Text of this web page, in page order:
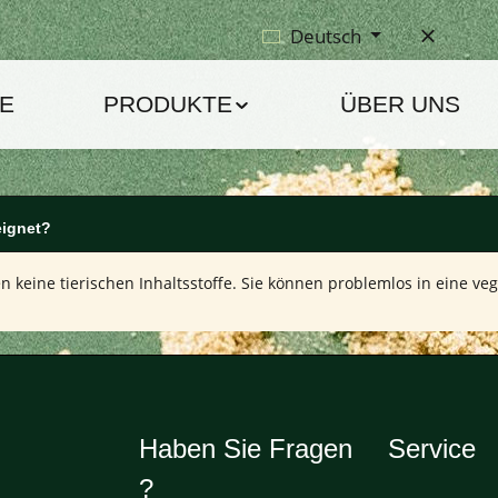
Deutsch
PRODUKTE ÜBER UNS
keine tierischen Inhaltsstoffe. Sie können problemlos in eine
Haben Sie Fragen
?
Service